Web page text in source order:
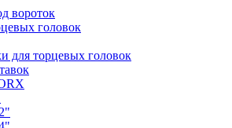
вороток
головок
для торцевых головок